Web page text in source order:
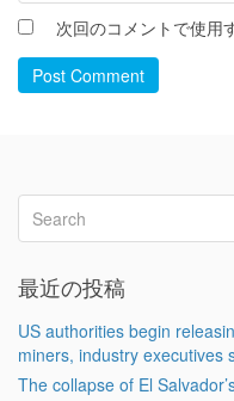
次回のコメントで使用
Post Comment
最近の投稿
US authorities begin
miners, industry executives
The collapse of El